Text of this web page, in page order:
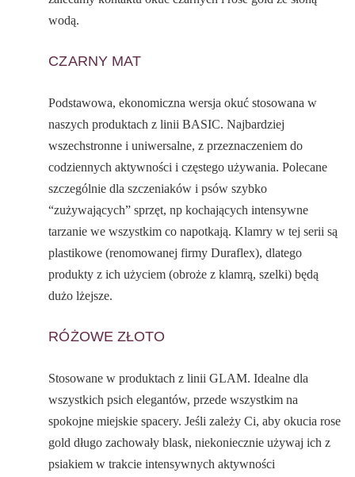
wodą.
CZARNY MAT
Podstawowa, ekonomiczna wersja okuć stosowana w
naszych produktach z linii BASIC. Najbardziej
wszechstronne i uniwersalne, z przeznaczeniem do
codziennych aktywności i częstego używania. Polecane
szczególnie dla szczeniaków i psów szybko
“zużywających” sprzęt, np kochających intensywne
tarzanie we wszystkim co napotkają. Klamry w tej serii są
plastikowe (renomowanej firmy Duraflex), dlatego
produkty z ich użyciem (obroże z klamrą, szelki) będą
dużo lżejsze.
RÓŻOWE ZŁOTO
Stosowane w produktach z linii GLAM. Idealne dla
wszystkich psich elegantów, przede wszystkim na
spokojne miejskie spacery. Jeśli zależy Ci, aby okucia rose
gold długo zachowały blask, niekoniecznie używaj ich z
psiakiem w trakcie intensywnych aktywności